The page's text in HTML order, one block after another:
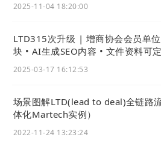
2025-11-04 18:20:00
LTD315次升级 | 增商协会会员单
块 • AI生成SEO内容 • 文件资料可
2025-03-17 16:12:53
场景图解LTD(lead to deal)全链路
体化Martech实例）
2022-11-24 13:23:24